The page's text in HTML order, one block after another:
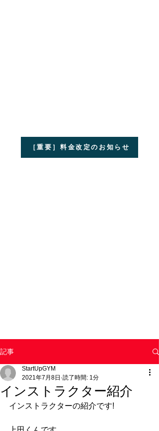
［重要］料金改定のお知らせ
記事
インストラクター紹介
StartUpGYM
2021年7月8日 読了時間: 1分
インストラクターの紹介です!